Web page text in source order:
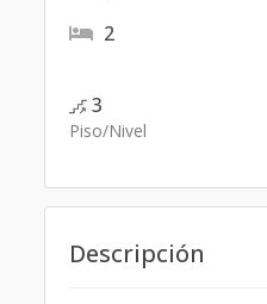
2
3
Piso/Nivel
Descripción